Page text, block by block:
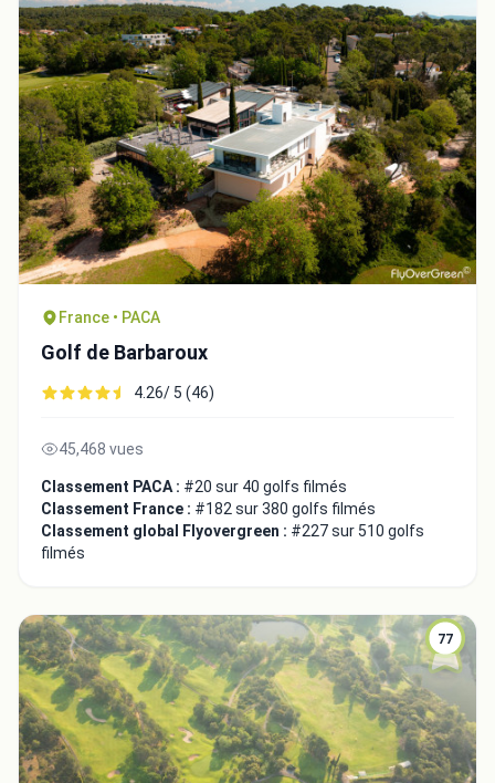
France • PACA
Golf de Barbaroux
4.26/ 5 (46)
45,468 vues
Classement PACA : #20 sur 40 golfs filmés
Classement France : #182 sur 380 golfs filmés
Classement global Flyovergreen : #227 sur 510 golfs
filmés
77